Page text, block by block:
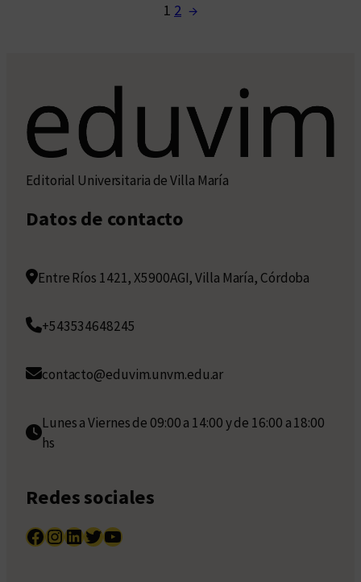
1 2 →
Editorial Universitaria de Villa María
Datos de contacto
Entre Ríos 1421, X5900AGI, Villa María, Córdoba
+543534648245
contacto@eduvim.unvm.edu.ar
Lunes a Viernes de 09:00 a 14:00 y de 16:00 a 18:00
hs
Redes sociales
Facebook InstagramLinkedIn Twitter YouTube